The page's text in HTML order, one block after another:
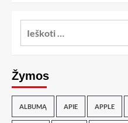
Žymos
ALBUMĄ APIE APPLE